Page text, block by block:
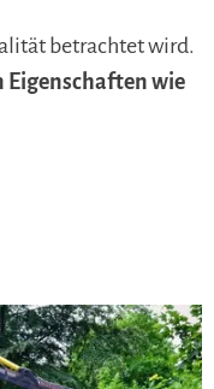
betrachtet wird.
Eigenschaften wie